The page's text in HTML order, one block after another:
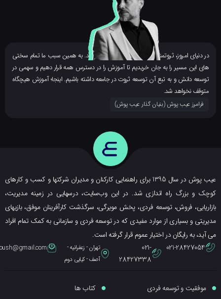
دنیای امروز، ثروتمندان بزرگ، همه دانشمند هستند. به همین سبب ما تمام سختی
این مسیر را به جان خریدیم تا آموزش را در دسترس همه قرار دهیم و سهمی در
دانش و به تبع آن توسعه ثروت در جامعه داشته باشیم. اینجا؛ آموزش هیچگاه
نخواهد شد.
فرامرز عیب پوش (بنیان گذار عیب پوش​)
عیب پوش در سال 1395 برای راهنمایی کارکنان و مدیران شرکتها و کسب و کارهای
و بزرگ راه اندازی شد. در این وب‌سایت، درسهایی در زمینه مدیریت،
فروش، توسعه فردی، پخش مویرگی، سرگذشت کارآفرینان موفق، بازیهای
و بسیاری از موارد مفیدی که در توسعه فردی و سازمانی به کمک تمام افراد
به رایگان در اختیار عموم قرار گرفته است.
021-28427054
021-
28427338
تهران - زعفرانیه -
آصف - کیایی دوم
eybpoush@gmail.com
موفقیت و توسعه فردی
کتاب ها